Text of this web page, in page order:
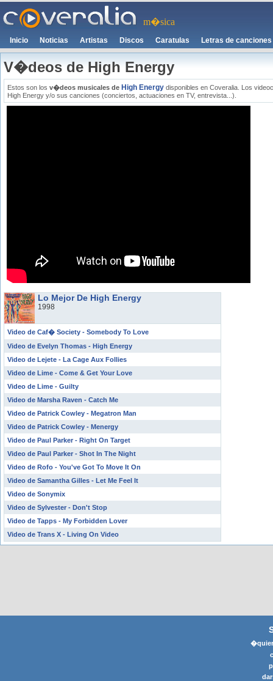
m�sica
Inicio Noticias Artistas Discos Caratulas Letras de canciones
V�deos de High Energy
Estos son los v�deos musicales de High Energy disponibles en Coveralia. Los
High Energy y/o sus canciones (conciertos, actuaciones en TV, entrevista...).
Lo Mejor De High Energy
1998
Video de Caf� Society - Somebody To Love
Video de Evelyn Thomas - High Energy
Video de Lejete - La Cage Aux Follies
Video de Lime - Come & Get Your Love
Video de Lime - Guilty
Video de Marsha Raven - Catch Me
Video de Patrick Cowley - Megatron Man
Video de Patrick Cowley - Menergy
Video de Paul Parker - Right On Target
Video de Paul Parker - Shot In The Night
Video de Rofo - You've Got To Move It On
Video de Samantha Gilles - Let Me Feel It
Video de Sonymix
Video de Sylvester - Don't Stop
Video de Tapps - My Forbidden Lover
Video de Trans X - Living On Video